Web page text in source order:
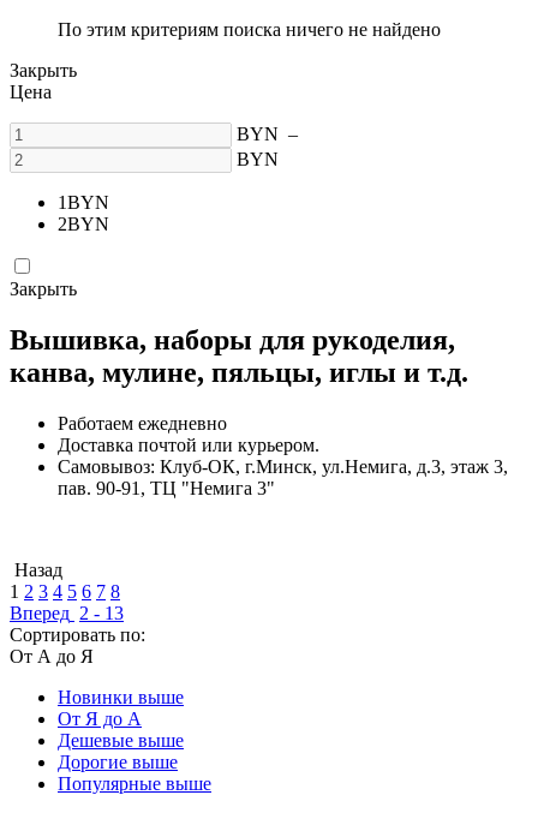
По этим критериям поиска ничего не найдено
Закрыть
Цена
BYN –
BYN
1BYN
2BYN
Закрыть
Вышивка, наборы для рукоделия,
канва, мулине, пяльцы, иглы и т.д.
Работаем ежедневно
Доставка почтой или курьером.
Самовывоз: Клуб-ОК, г.Минск, ул.Немига, д.3, этаж 3,
пав. 90-91, ТЦ "Немига 3"
Назад
1 2 3 4 5 6 7 8
Вперед 2 - 13
Сортировать по:
От А до Я
Новинки выше
От Я до А
Дешевые выше
Дорогие выше
Популярные выше